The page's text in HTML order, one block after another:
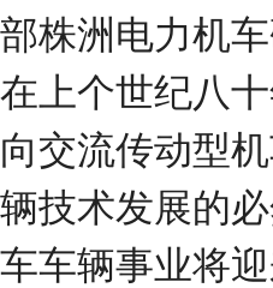
部株洲电力机
在上个世纪八
向交流传动型
辆技术发展的
车车辆事业将